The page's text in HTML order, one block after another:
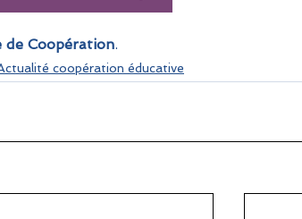
de Coopération.
coopération éducative